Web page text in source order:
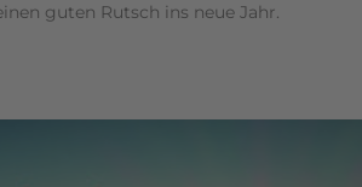
guten Rutsch ins neue Jahr.